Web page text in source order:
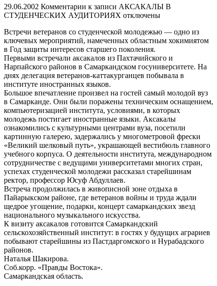
29.06.2002 Комментарии к записи АКСАКАЛЫ В
СТУДЕНЧЕСКИХ АУДИТОРИЯХ отключены
Встречи ветеранов со студенческой молодежью — одно из
ключевых мероприятий, намеченных областным хокимиятом
в Год защиты интересов старшего поколения.
Первыми встречали аксакалов из Пахтачийского и
Нарпайского районов в Самаркандском госуниверситете. На
днях делегация ветеранов-каттакурганцев побывала в
институте иностранных языков.
Большое впечатление произвел на гостей самый молодой вуз
в Самарканде. Они были поражены техническим оснащением,
компьютеризацией института, условиями, в которых
молодежь постигает иностранные языки. Аксакалы
ознакомились с культурными центрами вуза, посетили
картинную галерею, задержались у многометровой фрески
«Великий шелковый путь», украшающей вестибюль главного
учебного корпуса. О деятельности института, международном
сотрудничестве с ведущими университетами многих стран,
успехах студенческой молодежи рассказал старейшинам
ректор, профессор Юсуф Абдуллаев.
Встреча продолжилась в живописной зоне отдыха в
Пайарыкском районе, где ветеранов войны и труда ждали
щедрое угощение, подарки, концерт самаркандских звезд
национального музыкального искусства.
К визиту аксакалов готовится Самаркандский
сельскохозяйственный институт: в гостях у будущих аграриев
побывают старейшины из Пастдаргомского и Нурабадского
районов.
Наталья Шакирова.
Соб.корр. «Правды Востока».
Самаркандская область.